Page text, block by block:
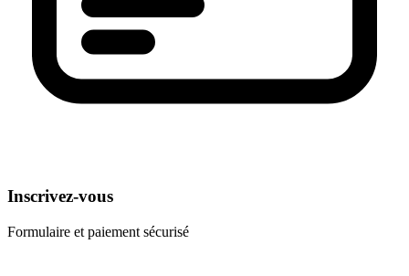
Inscrivez-vous
Formulaire et paiement sécurisé